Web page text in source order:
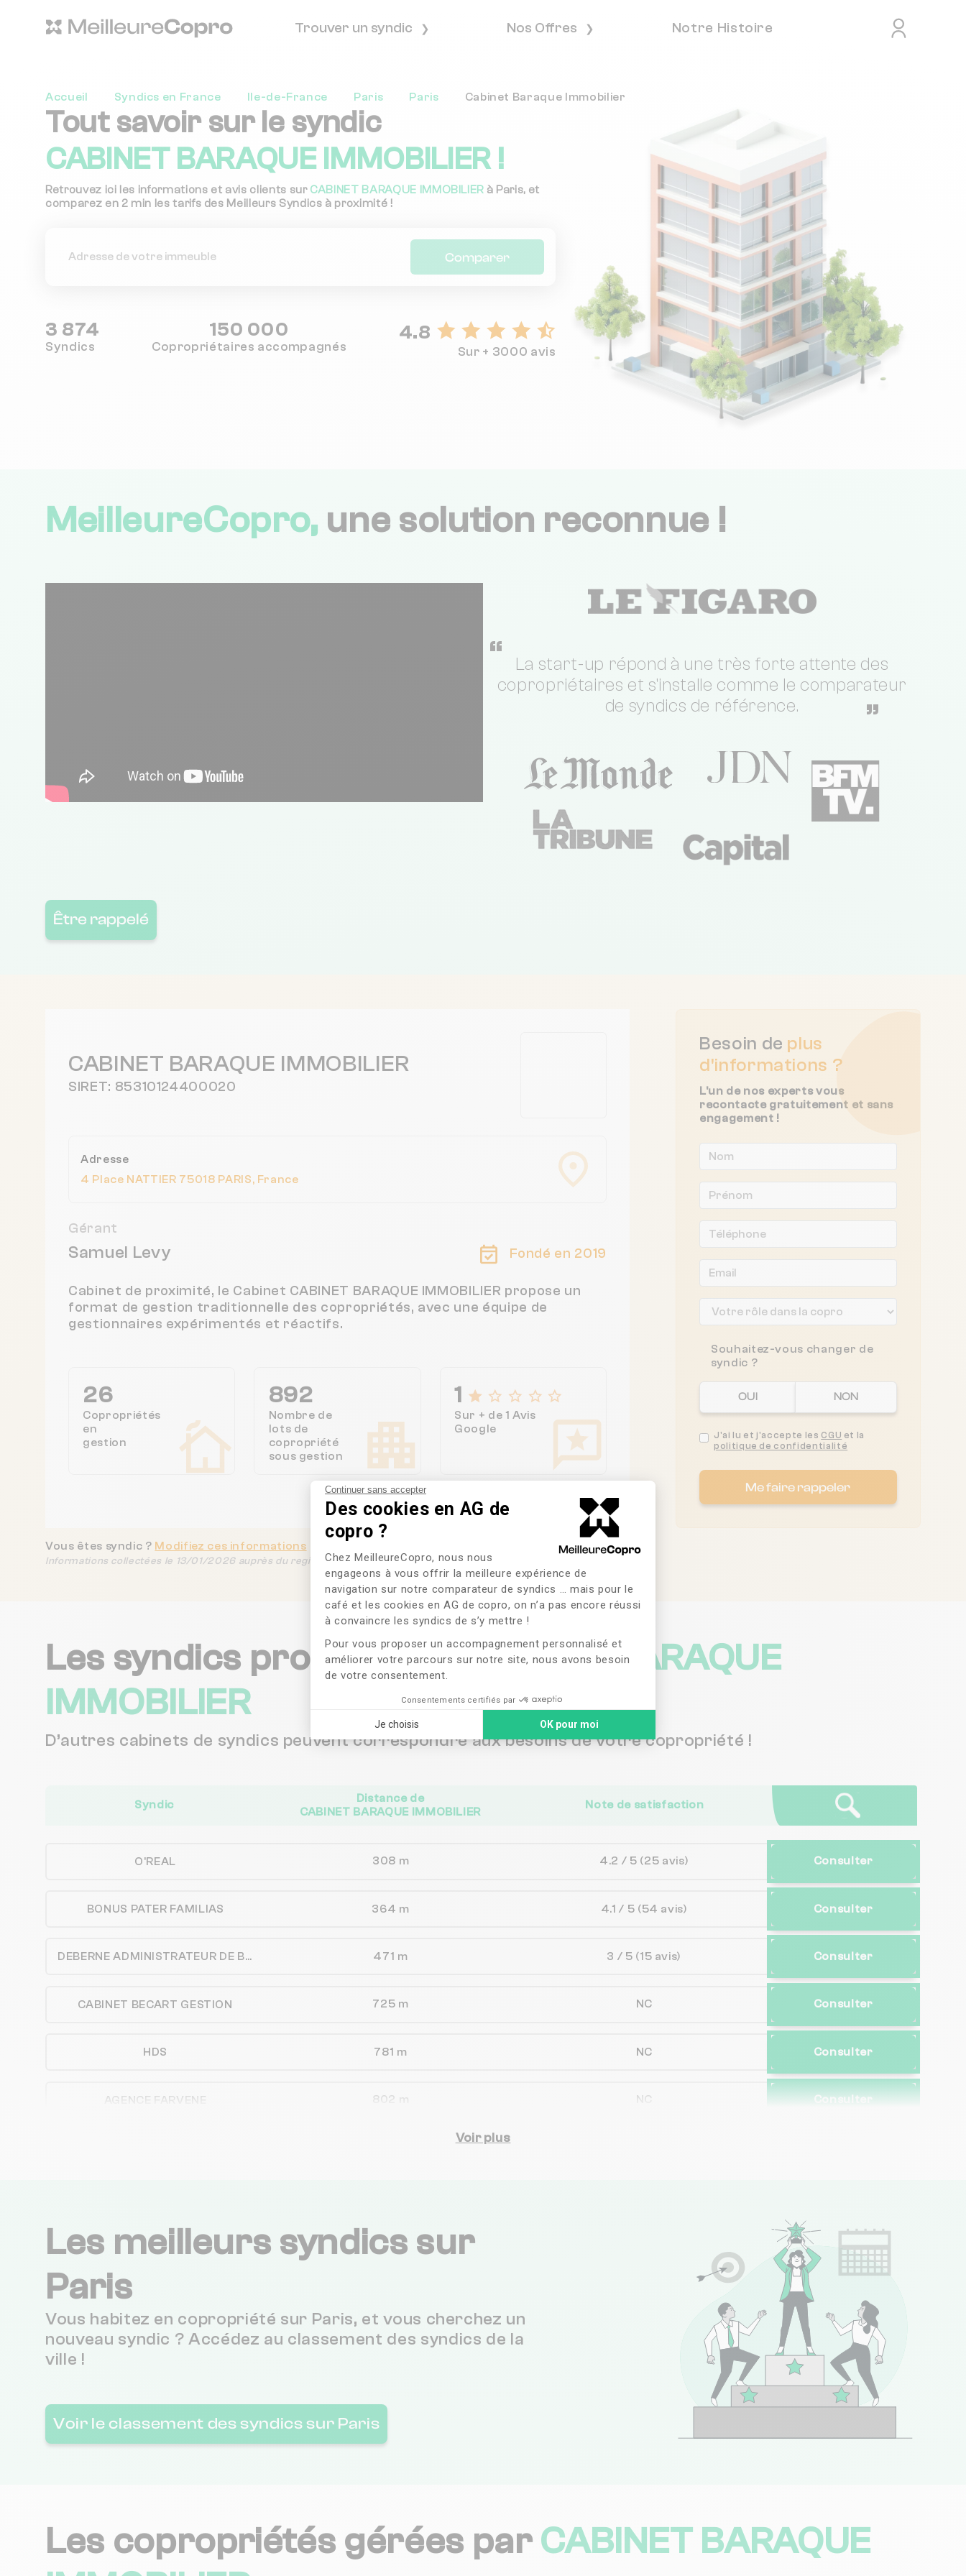
Continuer sans accepter
Des cookies en AG de
copro ?
Plateforme de Gestion du Consentement : Personnalisez vos Options
Chez MeilleureCopro, nous nous
engageons à vous offrir la meilleure expérience de
navigation sur notre comparateur de syndics … mais pour le
café et les cookies en AG de copro, on n’a pas encore réussi
à convaincre les syndics de s’y mettre !
Pour vous proposer un accompagnement personnalisé et
améliorer votre parcours sur notre site, nous avons besoin
de votre consentement.
Consentements certifiés par
Je choisis OK pour moi
Axeptio consent
Trouver un syndic Nos Offres Notre Histoire
Accueil Syndics en France Ile-de-France Paris Paris Cabinet Baraque Immobilier
Tout savoir sur le syndic
CABINET BARAQUE IMMOBILIER !
Retrouvez ici les informations et avis clients sur CABINET BARAQUE IMMOBILIER à Paris, et
comparez en 2 min les tarifs des Meilleurs Syndics à proximité !
Comparer
3 874
Syndics
150 000
Copropriétaires accompagnés
4.8
Sur + 3000 avis
MeilleureCopro, une solution reconnue !
“
La start-up répond à une très forte attente des
copropriétaires et s'installe comme le comparateur
de syndics de référence.
”
Être rappelé
CABINET BARAQUE IMMOBILIER
SIRET: 85310124400020
Adresse
4 Place NATTIER 75018 PARIS, France
Gérant
Samuel Levy Fondé en 2019
Cabinet de proximité, le Cabinet CABINET BARAQUE IMMOBILIER propose un
format de gestion traditionnelle des copropriétés, avec une équipe de
gestionnaires expérimentés et réactifs.
26
Copropriétés
en
gestion
892
Nombre de
lots de
copropriété
sous gestion
1
Sur + de 1 Avis
Google
Besoin de plus
d'informations ?
L'un de nos experts vous
recontacte gratuitement et sans
engagement !
Souhaitez-vous changer de
syndic ?
OUI NON
J'ai lu et j'accepte les CGU et la
politique de confidentialité
Me faire rappeler
Vous êtes syndic ? Modifiez ces informations
Informations collectées le 13/01/2026 auprès du registre des copropriétés
Les syndics proches deCABINET BARAQUE
IMMOBILIER
D’autres cabinets de syndics peuvent correspondre aux besoins de votre copropriété !
Syndic
Distance de
CABINET BARAQUE IMMOBILIER
Note de satisfaction
O'REAL 308 m 4.2 / 5 (25 avis) Consulter
BONUS PATER FAMILIAS 364 m 4.1 / 5 (54 avis) Consulter
DEBERNE ADMINISTRATEUR DE BIENS 471 m 3 / 5 (15 avis) Consulter
CABINET BECART GESTION 725 m NC Consulter
HDS 781 m NC Consulter
AGENCE FARVENE 802 m NC Consulter
ACTL IMMOBILIER 852 m Consulter
LD PATRIMOINE GESTION
PRESTIGERE 1 km Consulter
Consulter
1 km NC Consulter
Voir plus
Les meilleurs syndics sur
Paris
Vous habitez en copropriété sur Paris, et vous cherchez un
nouveau syndic ? Accédez au classement des syndics de la
ville !
Voir le classement des syndics sur Paris
Les copropriétés gérées par CABINET BARAQUE